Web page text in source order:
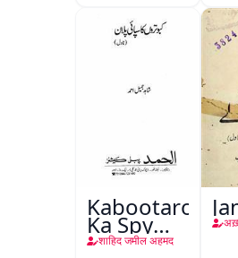
Kabootaron
Ka Spy
Plan
शाहिद जमील अहमद